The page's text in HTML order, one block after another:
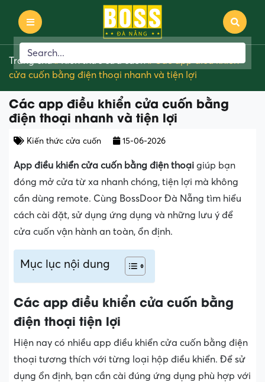
Trang chủ
cửa cuốn bằng điện thoại nhanh và tiện lợi
Các app điều khiển cửa cuốn bằng
điện thoại nhanh và tiện lợi
Kiến thức cửa cuốn 15-06-2026
App điều khiển cửa cuốn bằng điện thoại giúp bạn
đóng mở cửa từ xa nhanh chóng, tiện lợi mà không
cần dùng remote. Cùng BossDoor Đà Nẵng tìm hiểu
cách cài đặt, sử dụng ứng dụng và những lưu ý để
cửa cuốn vận hành an toàn, ổn định.
Mục lục nội dung
Các app điều khiển cửa cuốn bằng
điện thoại tiện lợi
Hiện nay có nhiều app điều khiển cửa cuốn bằng điện
thoại tương thích với từng loại hộp điều khiển. Để sử
dụng ổn định, bạn cần cài đúng ứng dụng phù hợp với